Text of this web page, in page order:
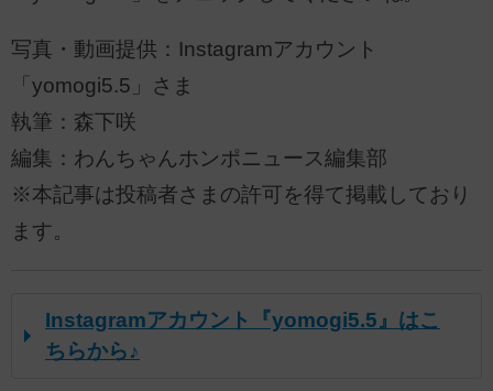
写真・動画提供：Instagramアカウント
「yomogi5.5」さま
執筆：森下咲
編集：わんちゃんホンポニュース編集部
※本記事は投稿者さまの許可を得て掲載しており
ます。
Instagramアカウント『yomogi5.5』はこ
ちらから♪